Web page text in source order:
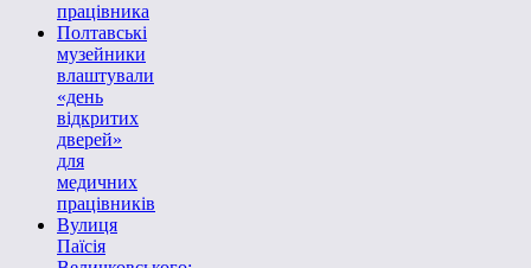
працівника
Полтавські
музейники
влаштували
«день
відкритих
дверей»
для
медичних
працівників
Вулиця
Паїсія